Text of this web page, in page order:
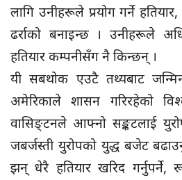
लागि उनीहरूले प्रयोग गर्ने
ढर्राको बनाइन्छ । उनीहरूले
हतियार कम्पनीसँग नै किन्छन् ।
यी सबथोक एउटै तथ्यबाट
अमेरिकाले शासन गरिरहेको
वासिङ्टनले आफ्नो सङ्कटलाई
जबर्जस्ती युरोपको युद्ध बजेट
झन् धेरै हतियार खरिद गर्नुपर्ने,